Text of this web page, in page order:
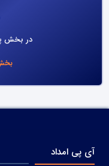
در بخش
آی پی امداد